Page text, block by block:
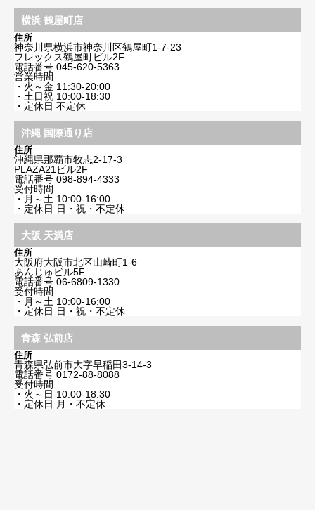
横浜 鶴屋町店
住所
神奈川県横浜市神奈川区鶴屋町1-7-23
フレックス鶴屋町ビル2F
電話番号 045-620-5363
営業時間
・火～金 11:30-20:00
・土日祝 10:00-18:30
・定休日 不定休
沖縄 国際通り店
住所
沖縄県那覇市牧志2-17-3
PLAZA21ビル2F
電話番号 098-894-4333
受付時間
・月～土 10:00-16:00
・定休日 日・祝・不定休
大阪 天満店
住所
大阪府大阪市北区山崎町1-6
あんじゅビル5F
電話番号 06-6809-1330
受付時間
・月～土 10:00-16:00
・定休日 日・祝・不定休
青森 弘前店
住所
青森県弘前市大字早稲田3-14-3
電話番号 0172-88-8088
受付時間
・火～日 10:00-18:30
・定休日 月・不定休